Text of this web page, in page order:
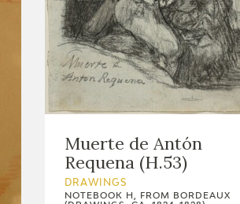
Muerte de Antón
Requena (H.53)
DRAWINGS
NOTEBOOK H, FROM BORDEAUX